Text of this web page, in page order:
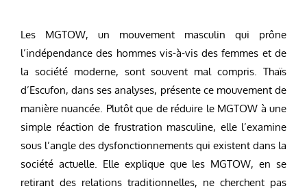
Les MGTOW, un mouvement masculin qui prône
l’indépendance des hommes vis-à-vis des femmes et de
la société moderne, sont souvent mal compris. Thaïs
d’Escufon, dans ses analyses, présente ce mouvement de
manière nuancée. Plutôt que de réduire le MGTOW à une
simple réaction de frustration masculine, elle l’examine
sous l’angle des dysfonctionnements qui existent dans la
société actuelle. Elle explique que les MGTOW, en se
retirant des relations traditionnelles, ne cherchent pas